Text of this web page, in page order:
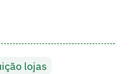
lojas